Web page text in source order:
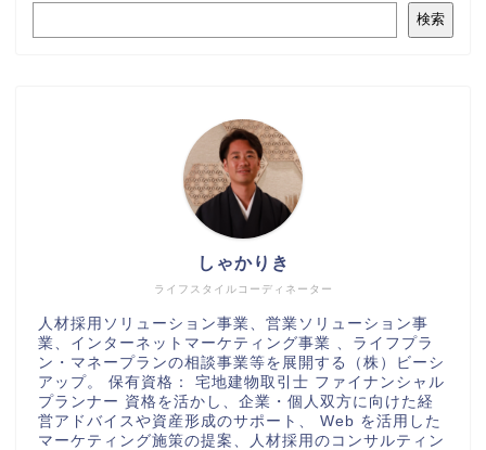
検索
ライフスタイルコーディネーター
しゃかりき
人材採用ソリューション事業、営業ソリューション事
業、インターネットマーケティング事業 、ライフプラ
ン・マネープランの相談事業等を展開する（株）ビーシ
アップ。 保有資格： 宅地建物取引士 ファイナンシャル
プランナー 資格を活かし、企業・個人双方に向けた経
営アドバイスや資産形成のサポート、 Web を活用した
マーケティング施策の提案、人材採用のコンサルティン